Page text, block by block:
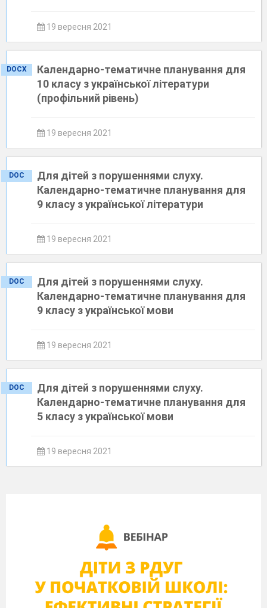
19 вересня 2021
DOCX
Календарно-тематичне планування для
10 класу з української літератури
(профільний рівень)
19 вересня 2021
DOC
Для дітей з порушеннями слуху.
Календарно-тематичне планування для
9 класу з української літератури
19 вересня 2021
DOC
Для дітей з порушеннями слуху.
Календарно-тематичне планування для
9 класу з української мови
19 вересня 2021
DOC
Для дітей з порушеннями слуху.
Календарно-тематичне планування для
5 класу з української мови
19 вересня 2021